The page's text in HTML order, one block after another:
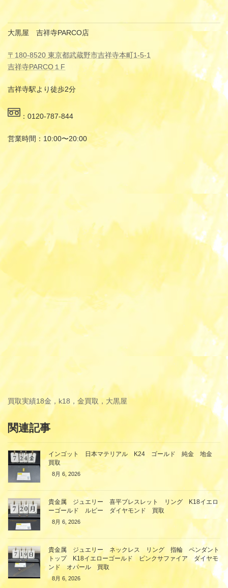
大黒屋 吉祥寺PARCO店
〒180-8520 東京都武蔵野市吉祥寺本町1-5-1
吉祥寺PARCO１F
吉祥寺駅より徒歩2分
：0120-787-844
営業時間：10:00〜20:00
買取実績18金，k18，金買取，大黒屋
関連記事
インゴット 日本マテリアル K24 ゴールド 純金 地金
買取
8月 6, 2026
貴金属 ジュエリー 喜平ブレスレット リング K18イエロ
ーゴールド ルビー ダイヤモンド 買取
8月 6, 2026
貴金属 ジュエリー ネックレス リング 指輪 ペンダント
トップ K18イエローゴールド ピンクサファイア ダイヤモ
ンド オパール 買取
8月 6, 2026